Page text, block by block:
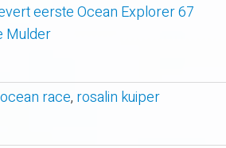
eerste Ocean Explorer 67
Mulder
race, rosalin kuiper